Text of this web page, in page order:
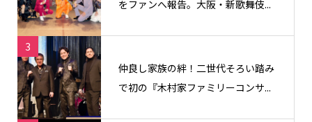
をファンへ報告。大阪・新歌舞伎...
3
仲良し家族の絆！二世代そろい踏み
で初の『木村家ファミリーコンサ...